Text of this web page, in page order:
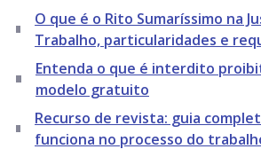
O que é o Rito Sumaríssimo na
Trabalho, particularidades e
Entenda o que é interdito
modelo gratuito
Recurso de revista: guia
funciona no processo do